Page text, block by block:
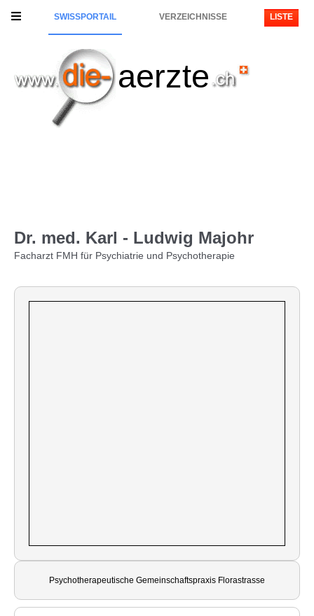
SWISSPORTAIL VERZEICHNISSE LISTE
aerzte
Dr. med. Karl - Ludwig Majohr
Facharzt FMH für Psychiatrie und Psychotherapie
Psychotherapeutische Gemeinschaftspraxis Florastrasse